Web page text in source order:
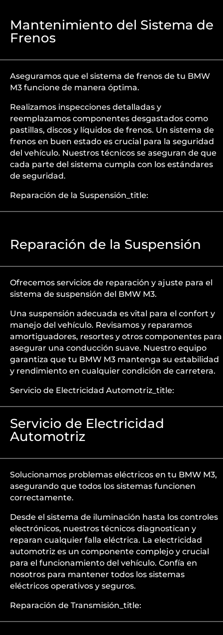
Mantenimiento del Sistema de
Frenos
Aseguramos que el sistema de frenos de tu BMW
M3 funcione de manera óptima.
Realizamos inspecciones detalladas y
reemplazamos componentes desgastados como
pastillas, discos y líquidos de frenos. Un sistema de
frenos en buen estado es crucial para la seguridad
del vehículo. Nuestros técnicos se aseguran de que
cada parte del sistema cumpla con los estándares
de seguridad.
Reparación de la Suspensión_title:
Reparación de la Suspensión
Ofrecemos servicios de reparación y ajuste para el
sistema de suspensión del BMW M3.
Una suspensión adecuada es vital para el confort y
manejo del vehículo. Revisamos y reparamos
amortiguadores, resortes y otros componentes para
asegurar una conducción suave. Nuestro equipo
garantiza que tu BMW M3 mantenga su estabilidad
y rendimiento en cualquier condición de carretera.
Servicio de Electricidad Automotriz_title:
Servicio de Electricidad
Automotriz
Solucionamos problemas eléctricos en tu BMW M3,
asegurando que todos los sistemas funcionen
correctamente.
Desde el sistema de iluminación hasta los controles
electrónicos, nuestros técnicos diagnostican y
reparan cualquier falla eléctrica. La electricidad
automotriz es un componente complejo y crucial
para el funcionamiento del vehículo. Confía en
nosotros para mantener todos los sistemas
eléctricos operativos y seguros.
Reparación de Transmisión_title: